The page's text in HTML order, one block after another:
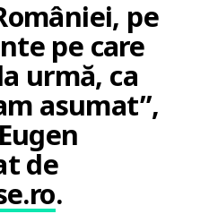
pe
pe care
urmă, ca
asumat”,
de
.